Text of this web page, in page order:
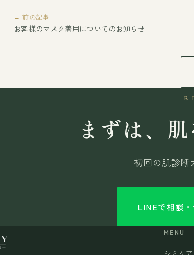
← 前の記事
お客様のマスク着用についてのお知らせ
まずは、
初回の肌診断
LINEで相談
MENU